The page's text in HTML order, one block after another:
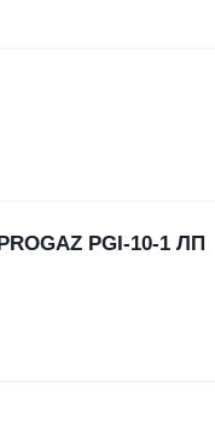
PGI-10-1 ЛП